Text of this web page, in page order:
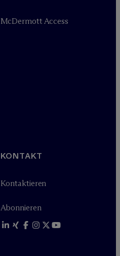
McDermott Access
KONTAKT
Kontaktieren
Abonnieren